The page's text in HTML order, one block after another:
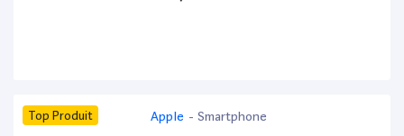
Top Produit Apple - Smartphone